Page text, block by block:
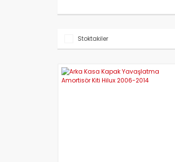
Stoktakiler